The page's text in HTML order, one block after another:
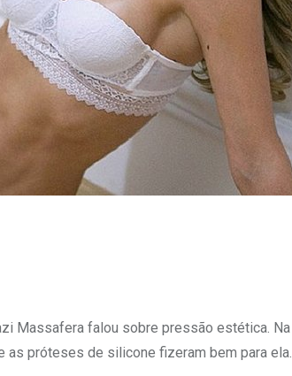
Massafera falou sobre pressão estética. Na
as próteses de silicone fizeram bem para ela.